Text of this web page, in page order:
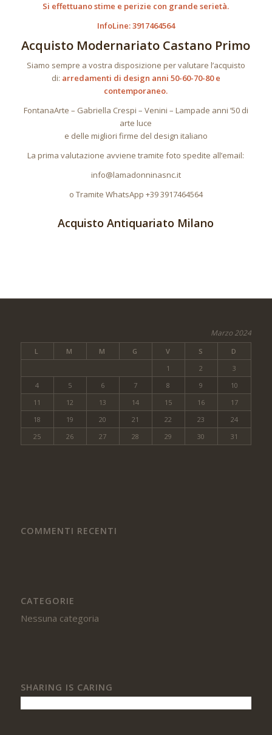
Si effettuano stime e perizie con grande serietà.
InfoLine: 3917464564
Acquisto Modernariato Castano Primo
Siamo sempre a vostra disposizione per valutare l’acquisto
di: arredamenti di design anni 50-60-70-80 e
contemporaneo.
FontanaArte – Gabriella Crespi – Venini – Lampade anni ’50 di
arte luce
e delle migliori firme del design italiano
La prima valutazione avviene tramite foto spedite all’email:
info@lamadonninasnc.it
o Tramite WhatsApp +39 3917464564
Acquisto Antiquariato Milano
Marzo 2024
L M M G V S
D
1
2
3
4
5 6 7 8 9
10
11
12 13 14 15 16
17
18
19 20 21 22 23
24
25
26 27 28 29 30 31
COMMENTI RECENTI
CATEGORIE
Nessuna categoria
SHARING IS CARING